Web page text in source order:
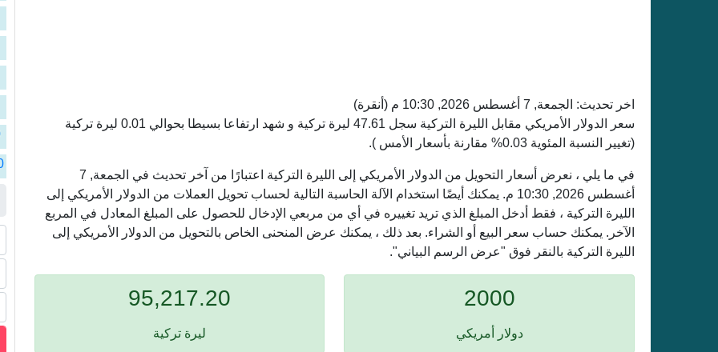
اخر تحديث: الجمعة, 7 أغسطس 2026, 10:30 م
(أنقرة)
سعر الدولار الأمريكي مقابل الليرة التركية سجل 47.61 ليرة تركية و شهد ارتفاعا بسيطا بحوالي 0.01 ليرة تركية
(تغيير النسبة المئوية 0.03% مقارنة بأسعار الأمس ).
في ما يلي ، نعرض أسعار التحويل من الدولار الأمريكي إلى الليرة التركية اعتبارًا من آخر تحديث في الجمعة, 7
أغسطس 2026, 10:30 م. يمكنك أيضًا استخدام الآلة الحاسبة التالية لحساب تحويل العملات من الدولار الأمريكي إلى
الليرة التركية ، فقط أدخل المبلغ الذي تريد تغييره في أي من مربعي الإدخال للحصول على المبلغ المعادل في المربع
الآخر. يمكنك حساب سعر البيع أو الشراء. بعد ذلك ، يمكنك عرض المنحنى الخاص بالتحويل من الدولار الأمريكي إلى
الليرة التركية بالنقر فوق "عرض الرسم البياني".
2000
دولار أمريكي
95,217.20
ليرة تركية